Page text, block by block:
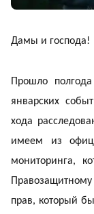
Дамы и господа!
Прошло
январских
хода
имеем из
мониторинга,
прав, который